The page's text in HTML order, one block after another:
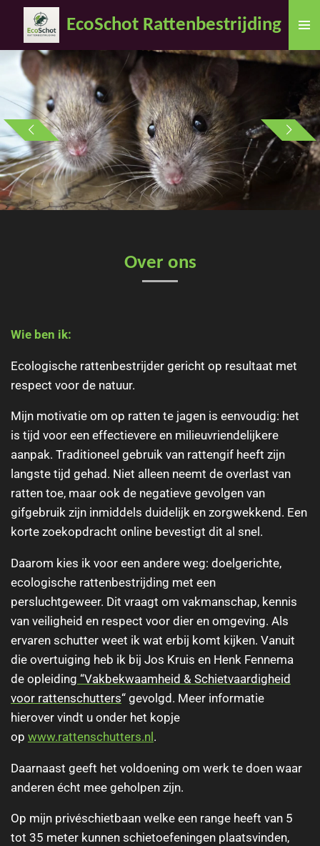
direct
naar
hoofdinhoud
EcoSchot Rattenbestrijding
Over ons
Wie ben ik:
Ecologische rattenbestrijder gericht op resultaat met
respect voor de natuur.
Mijn motivatie om op ratten te jagen is eenvoudig: het
is tijd voor een effectievere en milieuvriendelijkere
aanpak. Traditioneel gebruik van rattengif heeft zijn
langste tijd gehad. Niet alleen neemt de overlast van
ratten toe, maar ook de negatieve gevolgen van
gifgebruik zijn inmiddels duidelijk en zorgwekkend. Een
korte zoekopdracht online bevestigt dit al snel.
Daarom kies ik voor een andere weg: doelgerichte,
ecologische rattenbestrijding met een
persluchtgeweer. Dit vraagt om vakmanschap, kennis
van veiligheid en respect voor dier en omgeving. Als
ervaren schutter weet ik wat erbij komt kijken. Vanuit
die overtuiging heb ik bij Jos Kruis en Henk Fennema
de opleiding “Vakbekwaamheid & Schietvaardigheid
voor rattenschutters“ gevolgd. Meer informatie
hierover vindt u onder het kopje
op www.rattenschutters.nl .
Daarnaast geeft het voldoening om werk te doen waar
anderen écht mee geholpen zijn.
Op mijn privéschietbaan welke een range heeft van 5
tot 35 meter kunnen schietoefeningen plaatsvinden,